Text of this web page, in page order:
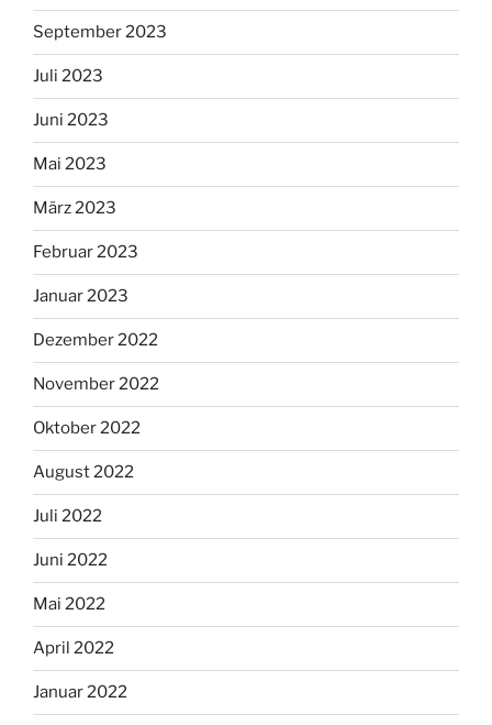
September 2023
Juli 2023
Juni 2023
Mai 2023
März 2023
Februar 2023
Januar 2023
Dezember 2022
November 2022
Oktober 2022
August 2022
Juli 2022
Juni 2022
Mai 2022
April 2022
Januar 2022